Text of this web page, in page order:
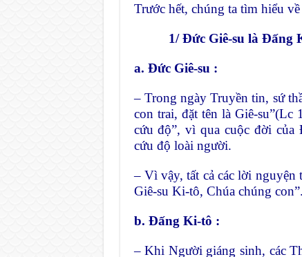
Trước hết, chúng ta tìm hiểu
1/ Đức Giê-su là Đấng
a. Đức Giê-su :
– Trong ngày Truyền tin, sứ
con trai, đặt tên là Giê-su”(Lc
cứu độ”, vì qua cuộc đời của
cứu độ loài người.
– Vì vậy, tất cả các lời
Giê-su Ki-tô, Chúa chúng con”.
b. Đấng Ki-tô :
– Khi Người giáng sinh, các